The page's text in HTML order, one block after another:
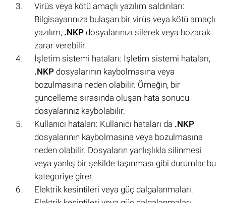
Virüs veya kötü amaçlı yazılım saldırıları:
Bilgisayarınıza bulaşan bir virüs veya kötü amaçlı
yazılım, .NKP dosyalarınızı silerek veya bozarak
zarar verebilir.
İşletim sistemi hataları: İşletim sistemi hataları,
.NKP dosyalarının kaybolmasına veya
bozulmasına neden olabilir. Örneğin, bir
güncelleme sırasında oluşan hata sonucu
dosyalarınız kaybolabilir.
Kullanıcı hataları: Kullanıcı hataları da .NKP
dosyalarının kaybolmasına veya bozulmasına
neden olabilir. Dosyaların yanlışlıkla silinmesi
veya yanlış bir şekilde taşınması gibi durumlar bu
kategoriye girer.
Elektrik kesintileri veya güç dalgalanmaları: